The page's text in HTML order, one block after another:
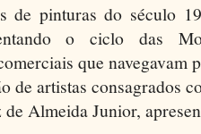
de pinturas do século
o ciclo das
que
de artistas consagrados
de Almeida Junior,